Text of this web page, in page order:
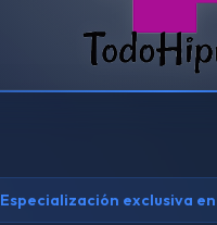
Especialización exclusiva